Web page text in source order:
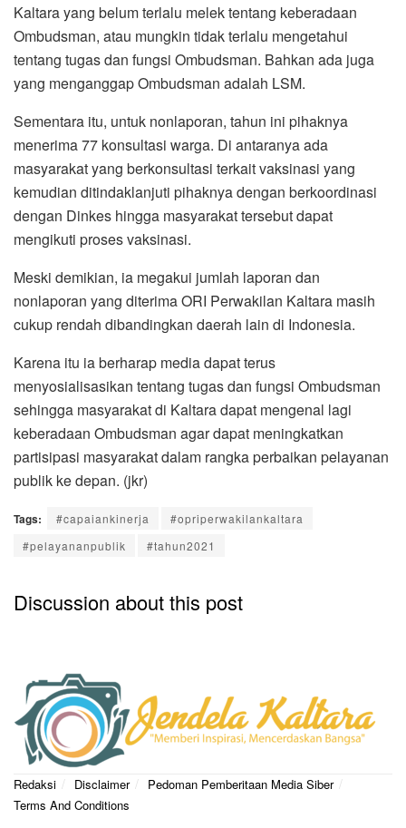
Kaltara yang belum terlalu melek tentang keberadaan
Ombudsman, atau mungkin tidak terlalu mengetahui
tentang tugas dan fungsi Ombudsman. Bahkan ada juga
yang menganggap Ombudsman adalah LSM.
Sementara itu, untuk nonlaporan, tahun ini pihaknya
menerima 77 konsultasi warga. Di antaranya ada
masyarakat yang berkonsultasi terkait vaksinasi yang
kemudian ditindaklanjuti pihaknya dengan berkoordinasi
dengan Dinkes hingga masyarakat tersebut dapat
mengikuti proses vaksinasi.
Meski demikian, ia megakui jumlah laporan dan
nonlaporan yang diterima ORI Perwakilan Kaltara masih
cukup rendah dibandingkan daerah lain di Indonesia.
Karena itu ia berharap media dapat terus
menyosialisasikan tentang tugas dan fungsi Ombudsman
sehingga masyarakat di Kaltara dapat mengenal lagi
keberadaan Ombudsman agar dapat meningkatkan
partisipasi masyarakat dalam rangka perbaikan pelayanan
publik ke depan. (jkr)
Tags: #capaiankinerja
#opriperwakilankaltara
#pelayananpublik
#tahun2021
Discussion about this post
Redaksi Disclaimer
Pedoman Pemberitaan Media Siber
Terms And Conditions